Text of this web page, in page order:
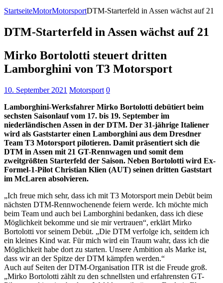
StartseiteMotorMotorsportDTM-Starterfeld in Assen wächst auf 21
DTM-Starterfeld in Assen wächst auf 21
Mirko Bortolotti steuert dritten
Lamborghini von T3 Motorsport
10. September 2021 Motorsport 0
Lamborghini-Werksfahrer Mirko Bortolotti debütiert beim
sechsten Saisonlauf vom 17. bis 19. September im
niederländischen Assen in der DTM. Der 31-jährige Italiener
wird als Gaststarter einen Lamborghini aus dem Dresdner
Team T3 Motorsport pilotieren. Damit präsentiert sich die
DTM in Assen mit 21 GT-Rennwagen und somit dem
zweitgrößten Starterfeld der Saison. Neben Bortolotti wird Ex-
Formel-1-Pilot Christian Klien (AUT) seinen dritten Gaststart
im McLaren absolvieren.
„Ich freue mich sehr, dass ich mit T3 Motorsport mein Debüt beim
nächsten DTM-Rennwochenende feiern werde. Ich möchte mich
beim Team und auch bei Lamborghini bedanken, dass ich diese
Möglichkeit bekomme und sie mir vertrauen“, erklärt Mirko
Bortolotti vor seinem Debüt. „Die DTM verfolge ich, seitdem ich
ein kleines Kind war. Für mich wird ein Traum wahr, dass ich die
Möglichkeit habe dort zu starten. Unsere Ambition als Marke ist,
dass wir an der Spitze der DTM kämpfen werden.“
Auch auf Seiten der DTM-Organisation ITR ist die Freude groß.
„Mirko Bortolotti zählt zu den schnellsten und erfahrensten GT-